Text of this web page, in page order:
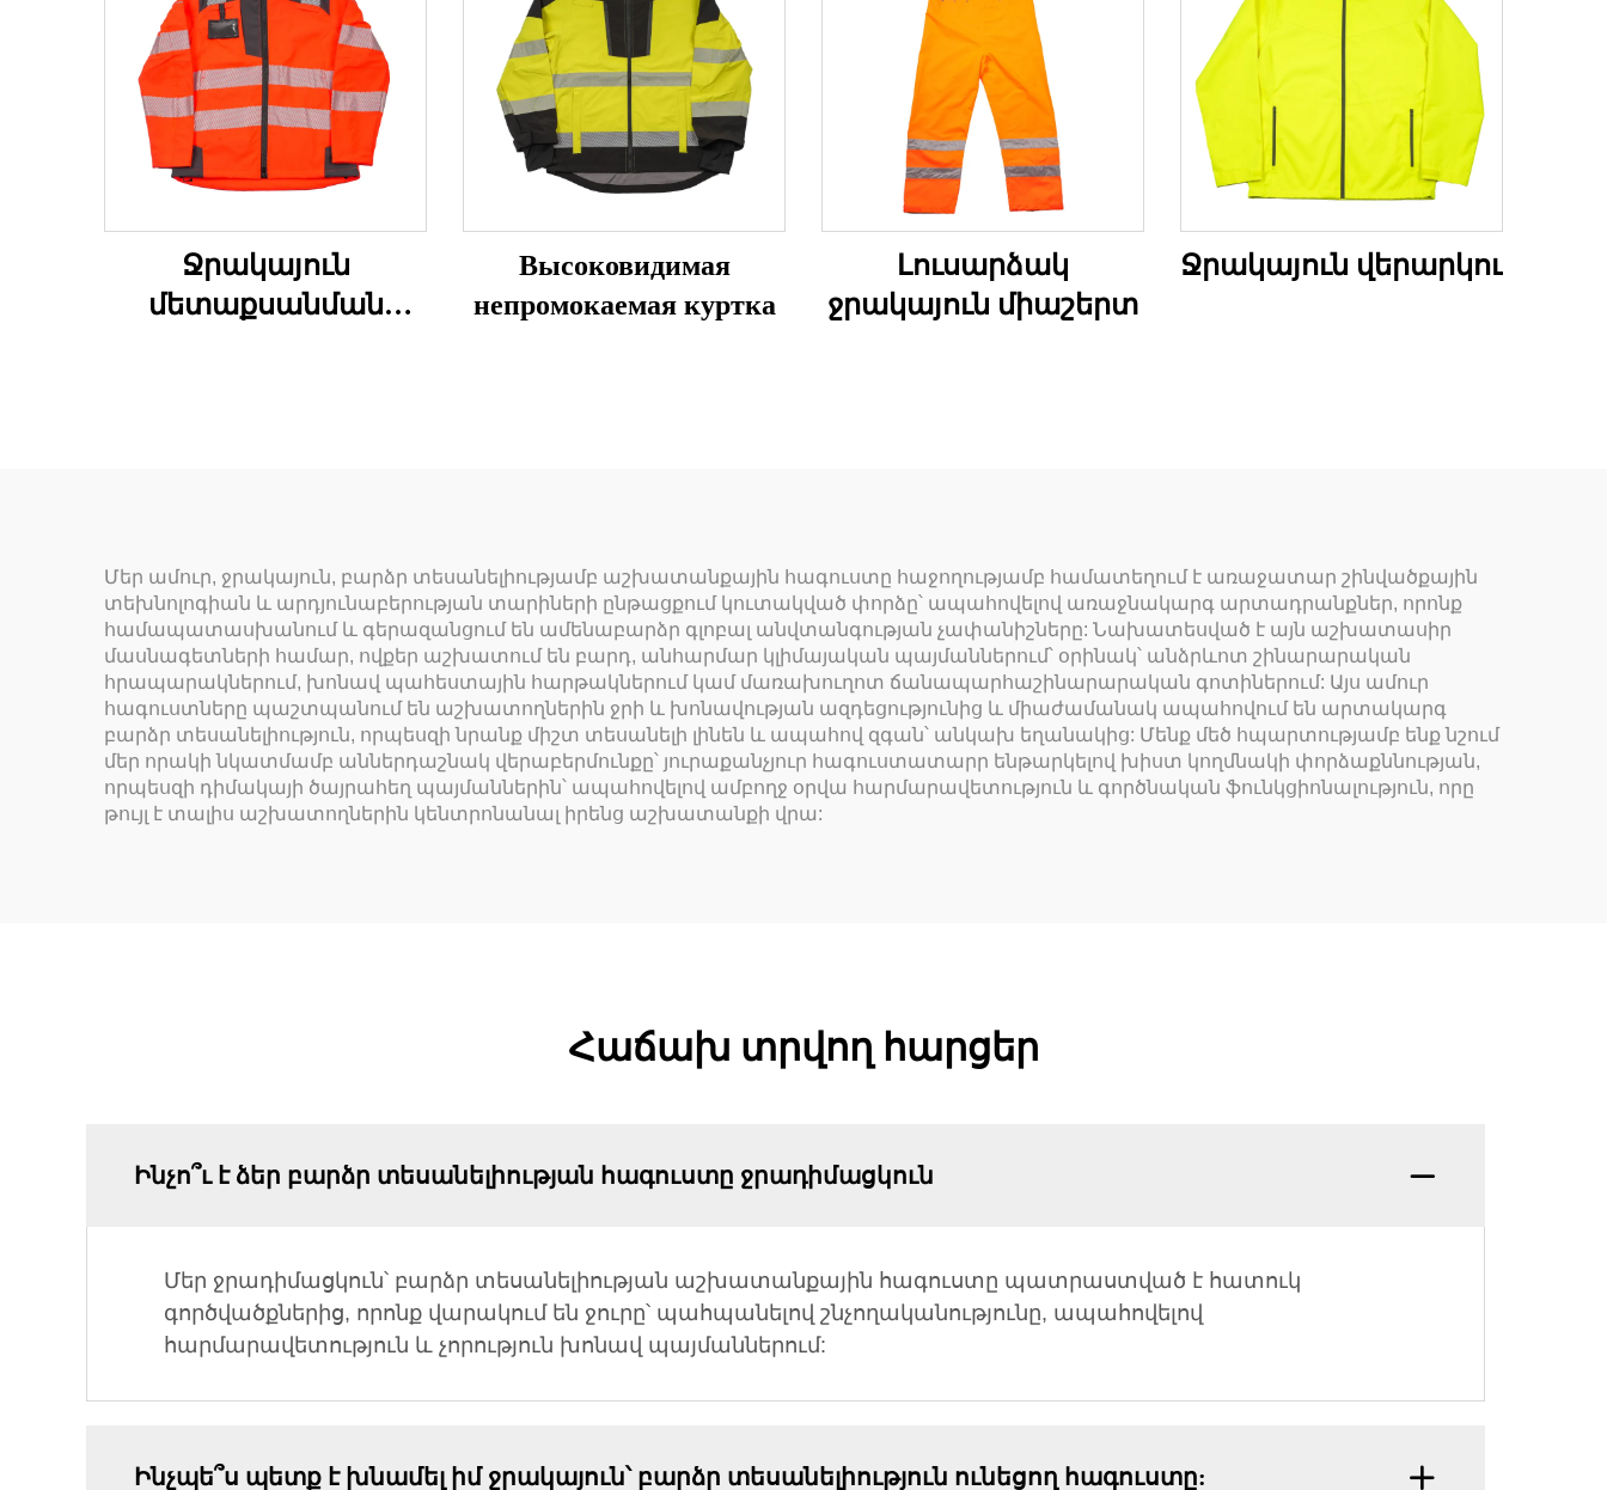
Ջրակայուն
մետաքսանման
Высоковидимая
непромокаемая куртка
Լուսարձակ
ջրակայուն միաշերտ
Ջրակայուն վերարկու
Մեր ամուր, ջրակայուն, բարձր տեսանելիությամբ աշխատանքային հագուստը հաջողությամբ համատեղում է առաջատար շինվածքային
տեխնոլոգիան և արդյունաբերության տարիների ընթացքում կուտակված փորձը՝ ապահովելով առաջնակարգ արտադրանքներ, որոնք
համապատասխանում և գերազանցում են ամենաբարձր գլոբալ անվտանգության չափանիշները: Նախատեսված է այն աշխատասիր
մասնագետների համար, ովքեր աշխատում են բարդ, անհարմար կլիմայական պայմաններում՝ օրինակ՝ անձրևոտ շինարարական
հրապարակներում, խոնավ պահեստային հարթակներում կամ մառախուղոտ ճանապարհաշինարարական գոտիներում: Այս ամուր
հագուստները պաշտպանում են աշխատողներին ջրի և խոնավության ազդեցությունից և միաժամանակ ապահովում են արտակարգ
բարձր տեսանելիություն, որպեսզի նրանք միշտ տեսանելի լինեն և ապահով զգան՝ անկախ եղանակից: Մենք մեծ հպարտությամբ ենք նշում
մեր որակի նկատմամբ աններդաշնակ վերաբերմունքը՝ յուրաքանչյուր հագուստատարր ենթարկելով խիստ կողմնակի փորձաքննության,
որպեսզի դիմակայի ծայրահեղ պայմաններին՝ ապահովելով ամբողջ օրվա հարմարավետություն և գործնական ֆունկցիոնալություն, որը
թույլ է տալիս աշխատողներին կենտրոնանալ իրենց աշխատանքի վրա:
Հաճախ տրվող հարցեր
Ինչո՞ւ է ձեր բարձր տեսանելիության հագուստը ջրադիմացկուն
Մեր ջրադիմացկուն՝ բարձր տեսանելիության աշխատանքային հագուստը պատրաստված է հատուկ
գործվածքներից, որոնք վարակում են ջուրը՝ պահպանելով շնչողականությունը, ապահովելով
հարմարավետություն և չորություն խոնավ պայմաններում:
Ինչպե՞ս պետք է խնամել իմ ջրակայուն՝ բարձր տեսանելիություն ունեցող հագուստը: